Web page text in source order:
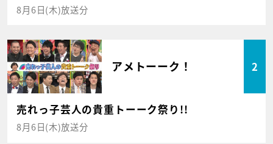
8月6日(木)放送分
アメトーーク！ 2
売れっ子芸人の貴重トーーク祭り!!
8月6日(木)放送分